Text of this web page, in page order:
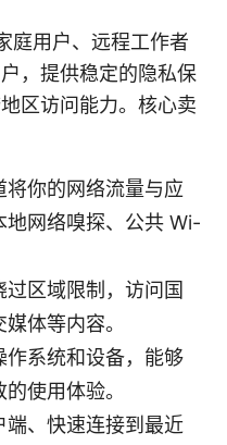
庭用户、远程工作者
，提供稳定的隐私保
区访问能力。核心卖
将你的网络流量与应
地网络嗅探、公共 Wi-
区域限制，访问国
体等内容。
作系统和设备，能够
使用体验。
端、快速连接到最近